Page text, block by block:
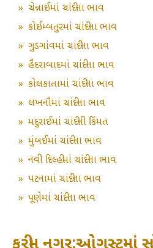
» ચેન્નાઈમાં ચાંદીના ભાવ
» કોઈમ્બતુરમાં ચાંદીના ભાવ
» ગુડગાંવમાં ચાંદીના ભાવ
» હૈદરાબાદમાં ચાંદીના ભાવ
» કોલકાતામાં ચાંદીના ભાવ
» લખનૌમાં ચાંદીના ભાવ
» મદુરાઈમાં ચાંદીની કિંમત
» મુંબઈમાં ચાંદીના ભાવ
» નવી દિલ્હીમાં ચાંદીના ભાવ
» પટનામાં ચાંદીના ભાવ
» પૂણેમાં ચાંદીના ભાવ